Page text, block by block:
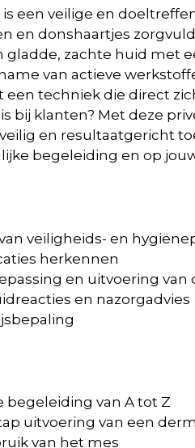
een veilige en
en donshaartjes
gladde, zachte huid met
van actieve
techniek die direct
bij klanten? Met deze
en resultaatgericht
begeleiding en op
veiligheids- en
herkennen
en uitvoering van
en nazorgadvies
begeleiding van A tot Z
uitvoering van een
van het mes